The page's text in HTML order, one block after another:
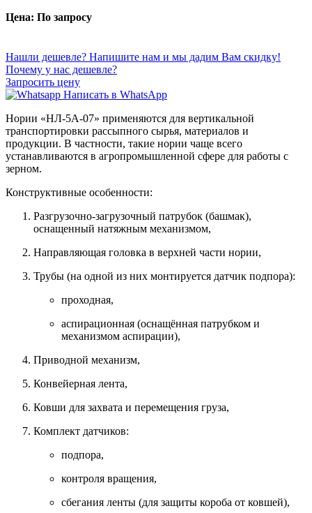
Цена: По запросу
Нашли дешевле? Напишите нам и мы дадим Вам скидку!
Почему у нас дешевле?
Запросить цену
Написать в WhatsApp
Нории «НЛ-5А-07» применяются для вертикальной
транспортировки рассыпного сырья, материалов и
продукции. В частности, такие нории чаще всего
устанавливаются в агропромышленной сфере для работы с
зерном.
Конструктивные особенности:
Разгрузочно-загрузочный патрубок (башмак),
оснащенный натяжным механизмом,
Направляющая головка в верхней части нории,
Трубы (на одной из них монтируется датчик подпора):
проходная,
аспирационная (оснащённая патрубком и
механизмом аспирации),
Приводной механизм,
Конвейерная лента,
Ковши для захвата и перемещения груза,
Комплект датчиков:
подпора,
контроля вращения,
сбегания ленты (для защиты короба от ковшей),